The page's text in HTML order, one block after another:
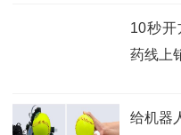
10秒
药线上
给机器